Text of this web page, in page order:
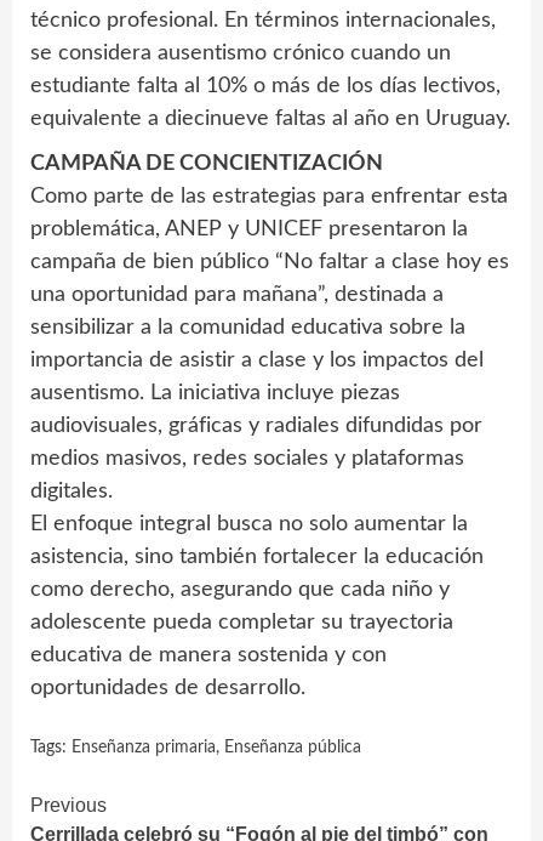
técnico profesional. En términos internacionales,
se considera ausentismo crónico cuando un
estudiante falta al 10% o más de los días lectivos,
equivalente a diecinueve faltas al año en Uruguay.
CAMPAÑA DE CONCIENTIZACIÓN
Como parte de las estrategias para enfrentar esta
problemática, ANEP y UNICEF presentaron la
campaña de bien público “No faltar a clase hoy es
una oportunidad para mañana”, destinada a
sensibilizar a la comunidad educativa sobre la
importancia de asistir a clase y los impactos del
ausentismo. La iniciativa incluye piezas
audiovisuales, gráficas y radiales difundidas por
medios masivos, redes sociales y plataformas
digitales.
El enfoque integral busca no solo aumentar la
asistencia, sino también fortalecer la educación
como derecho, asegurando que cada niño y
adolescente pueda completar su trayectoria
educativa de manera sostenida y con
oportunidades de desarrollo.
Tags: Enseñanza primaria, Enseñanza pública
Continue
Previous
Cerrillada celebró su “Fogón al pie del timbó” con